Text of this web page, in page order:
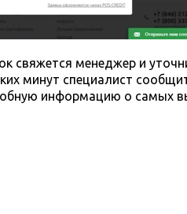
свяжется менеджер и
минут специалист
информацию о самых